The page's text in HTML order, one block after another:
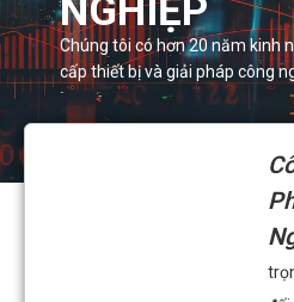
NGHIỆP
Chúng tôi có hơn 20 năm kinh
cấp thiết bị và giải pháp công